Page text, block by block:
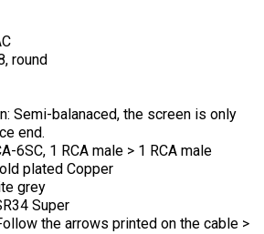
round
Semi-balanaced, the screen is only
end.
6SC, 1 RCA male > 1 RCA male
plated Copper
grey
Super
the arrows printed on the cable >